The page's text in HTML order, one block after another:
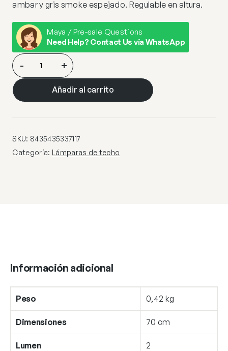
ambar y gris smoke espejado. Regulable en altura.
Maya / Pre-sale Questions
Need Help? Contact Us via WhatsApp
DARK-
LAMPARA
5L
NEGRO-
- +
Añadir al carrito
SKU: 8435435337117
Categoría: Lámparas de techo
Información adicional
Peso 0,42 kg
Dimensiones 70 cm
Lumen 2